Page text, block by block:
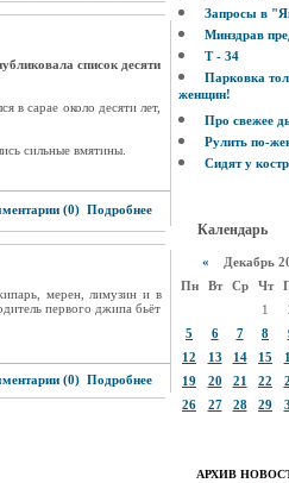
список десяти
в сарае около десяти лет,
сильные вмятины.
(0) Подробнее
мерен, лимузин и в
первого джипа бьёт
(0) Подробнее
Запросы в
Минздрав
Т - 34
Парковка
женщин!
Про свежее
Рулить по-
Сидят у
Календарь
« Декабрь
Пн
Вт Ср Чт
1
5
6 7 8
12
13 14 15
19
20 21 22
26
27 28 29
АРХИВ